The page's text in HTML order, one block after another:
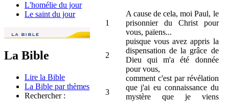
L'homélie du jour
Le saint du jour
La Bible
Lire la Bible
La Bible par thèmes
Rechercher :
1
A cause de cela, moi Paul, le
prisonnier du Christ pour
vous, païens...
2
puisque vous avez appris la
dispensation de la grâce de
Dieu qui m'a été donnée
pour vous,
3
comment c'est par révélation
que j'ai eu connaissance du
mystère que je viens